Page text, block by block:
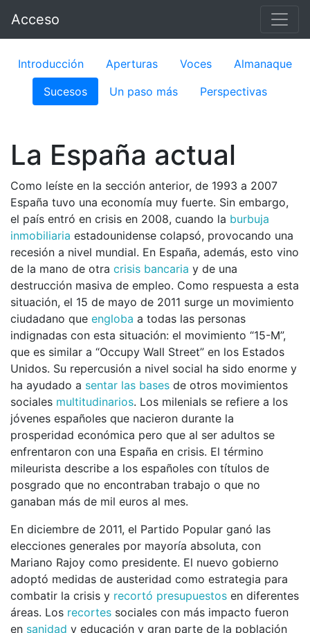
Acceso
Introducción Aperturas Voces
Almanaque
Sucesos
Un paso más Perspectivas
La España actual
Como leíste en la sección anterior, de 1993 a 2007
España tuvo una economía muy fuerte. Sin embargo,
el país entró en crisis en 2008, cuando la burbuja
inmobiliaria estadounidense colapsó, provocando una
recesión a nivel mundial. En España, además, esto vino
de la mano de otra crisis bancaria y de una
destrucción masiva de empleo. Como respuesta a esta
situación, el 15 de mayo de 2011 surge un movimiento
ciudadano que engloba a todas las personas
indignadas con esta situación: el movimiento “15-M”,
que es similar a “Occupy Wall Street” en los Estados
Unidos. Su repercusión a nivel social ha sido enorme y
ha ayudado a sentar las bases de otros movimientos
sociales multitudinarios. Los milenials se refiere a los
jóvenes españoles que nacieron durante la
prosperidad económica pero que al ser adultos se
enfrentaron con una España en crisis. El término
mileurista describe a los españoles con títulos de
posgrado que no encontraban trabajo o que no
ganaban más de mil euros al mes.
En diciembre de 2011, el Partido Popular ganó las
elecciones generales por mayoría absoluta, con
Mariano Rajoy como presidente. El nuevo gobierno
adoptó medidas de austeridad como estrategia para
combatir la crisis y recortó presupuestos en diferentes
áreas. Los recortes sociales con más impacto fueron
en sanidad y educación y gran parte de la población